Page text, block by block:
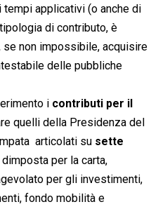
tempi applicativi (o anche di
di contributo, è
non impossibile, acquisire
delle pubbliche
i contributi per il
quelli della Presidenza del
 articolati su sette
per la carta,
per gli investimenti,
fondo mobilità e